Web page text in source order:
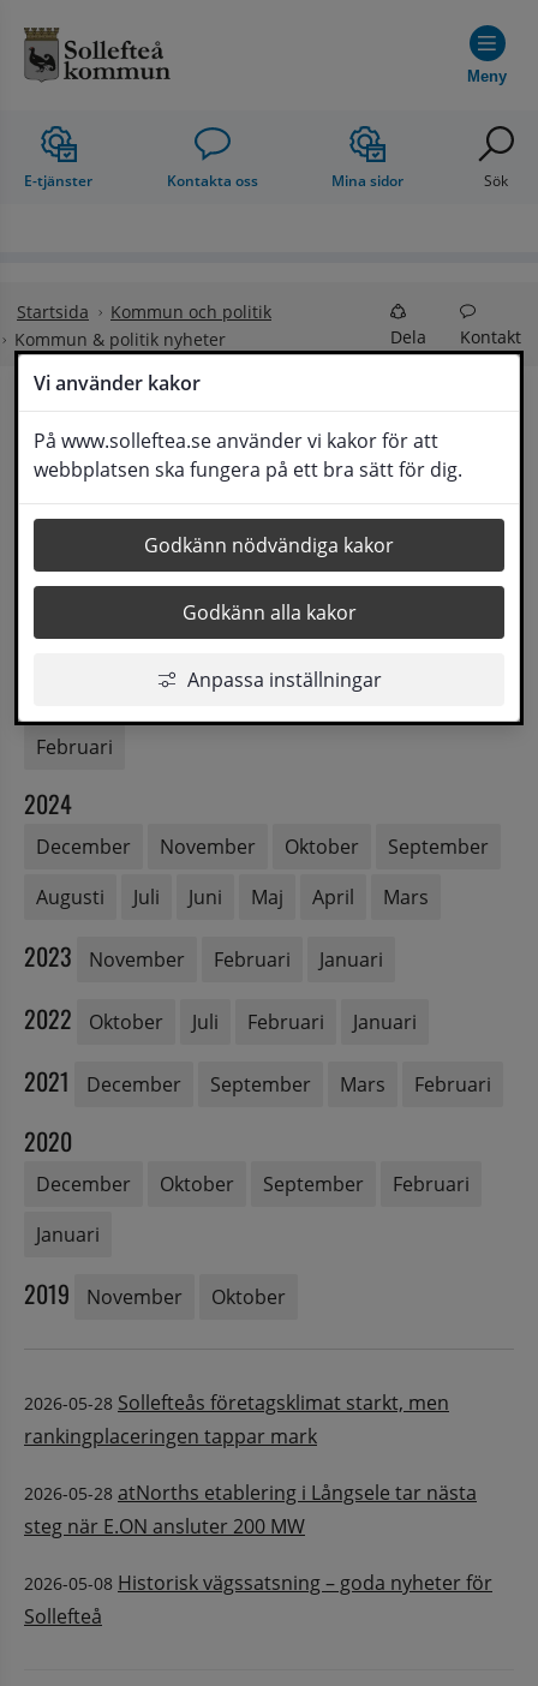
Vi använder kakor
På www.solleftea.se använder vi kakor för att
webbplatsen ska fungera på ett bra sätt för dig.
Godkänn nödvändiga kakor
Godkänn alla kakor
Anpassa inställningar
Meny
E-tjänster Kontakta oss Mina sidor Sök
Startsida
Kommun och politik
Kommun & politik nyheter
Dela Kontakt
Kommun & politik
nyheter
2026
Oktober April
Februari
2024
December November Oktober
September
Augusti
Juli Juni Maj April Mars
2023 November Februari Januari
2022 Oktober Juli Februari Januari
2021 December September Mars Februari
2020
December Oktober September
Februari
Januari
2019 November Oktober
2026-05-28 Sollefteås företagsklimat starkt, men
rankingplaceringen tappar mark
2026-05-28 atNorths etablering i Långsele tar nästa
steg när E.ON ansluter 200 MW
2026-05-08 Historisk vägssatsning – goda nyheter för
Sollefteå